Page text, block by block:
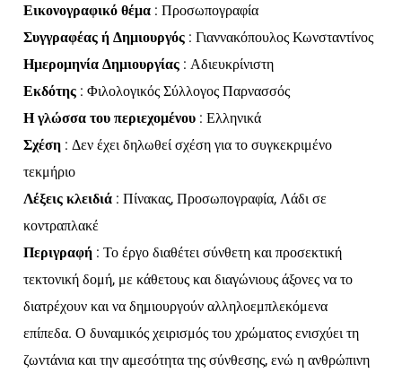
Εικονογραφικό θέμα: Προσωπογραφία
Συγγραφέας ή Δημιουργός: Γιαννακόπουλος Κωνσταντίνος
Ημερομηνία Δημιουργίας: Αδιευκρίνιστη
Εκδότης: Φιλολογικός Σύλλογος Παρνασσός
Η γλώσσα του περιεχομένου: Ελληνικά
Σχέση: Δεν έχει δηλωθεί σχέση για το συγκεκριμένο
τεκμήριο
Λέξεις κλειδιά: Πίνακας, Προσωπογραφία, Λάδι σε
κοντραπλακέ
Περιγραφή: Το έργο διαθέτει σύνθετη και προσεκτική
τεκτονική δομή, με κάθετους και διαγώνιους άξονες να το
διατρέχουν και να δημιουργούν αλληλοεμπλεκόμενα
επίπεδα. Ο δυναμικός χειρισμός του χρώματος ενισχύει τη
ζωντάνια και την αμεσότητα της σύνθεσης, ενώ η ανθρώπινη